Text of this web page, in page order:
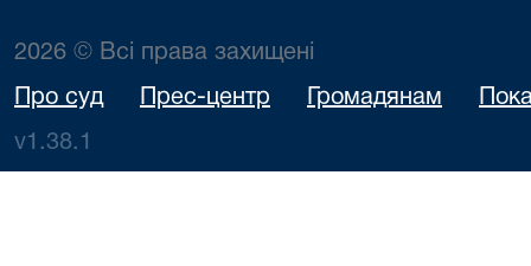
2026 © Всі права захищені
Про суд Прес-центр Громадянам
v1.38.1